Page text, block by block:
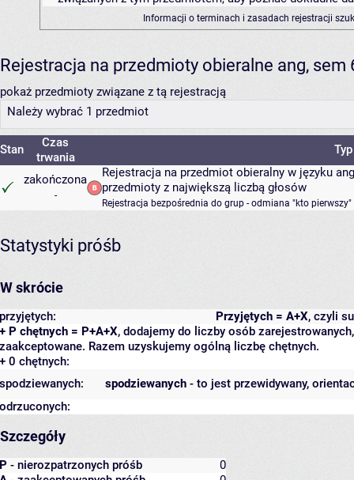
Informacji o terminach i zasadach rejestracji
Rejestracja na przedmioty obieralne ang, sem
pokaż przedmioty związane z tą rejestracją
Należy wybrać 1 przedmiot
Stan
Czas
trwania
zakończona
-
Rejestracja na przedmiot obieralny w języku
przedmioty z największą liczbą głosów
Rejestracja bezpośrednia do grup - odmiana "kto pierwszy"
Statystyki próśb
W skrócie
Przyjętych = A+X, czyli
przyjętych:
+ P chętnych = P+A+X, dodajemy do liczby osób
zaakceptowane. Razem uzyskujemy ogólną liczbę chętnych.
+ 0 chętnych:
spodziewanych - to jest przewidywany,
spodziewanych:
odrzuconych:
Szczegóły
P - nierozpatrzonych próśb
0